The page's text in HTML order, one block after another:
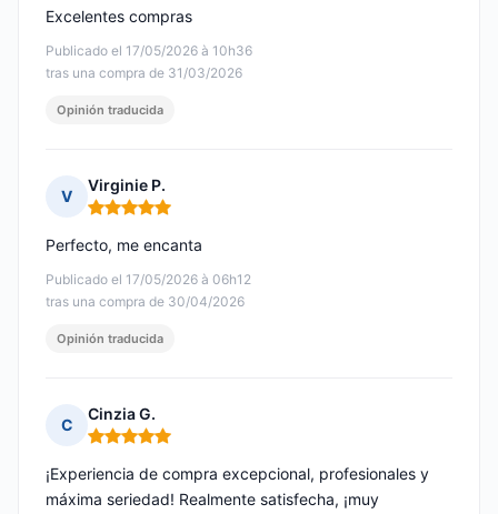
Publicado el 17/05/2026 à 10h36
tras una compra de 31/03/2026
Excelentes compras
Opinión traducida
V
Virginie P.
Nota: 5 de 5
Publicado el 17/05/2026 à 06h12
tras una compra de 30/04/2026
Perfecto, me encanta
Opinión traducida
C
Cinzia G.
Nota: 5 de 5
¡Experiencia de compra excepcional, profesionales y
máxima seriedad! Realmente satisfecha, ¡muy